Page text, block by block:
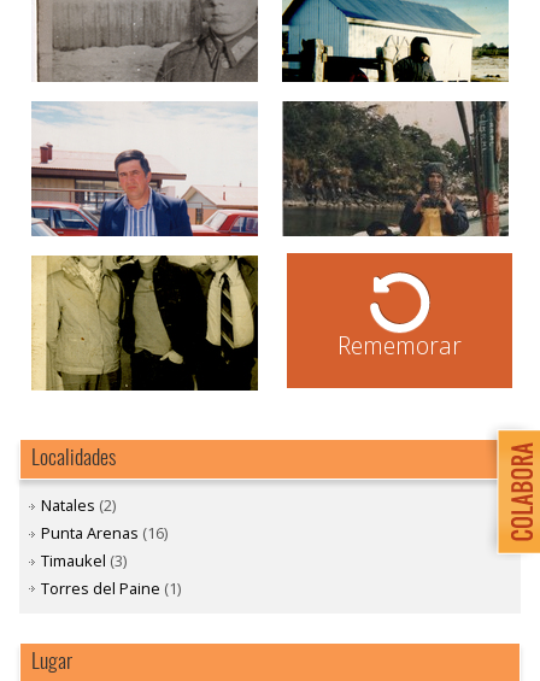
Rememorar
Localidades
Natales (2)
Punta Arenas (16)
Timaukel (3)
Torres del Paine (1)
Lugar